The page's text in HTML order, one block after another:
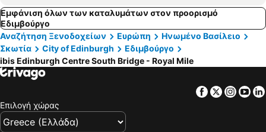
Εμφάνιση όλων των καταλυμάτων στον προορισμό
Εδιμβούργο
Αναζήτηση Ξενοδοχείων
Ευρώπη
Ηνωμένο Βασίλειο
Σκωτία
City of Edinburgh
Εδιμβούργο
ibis Edinburgh Centre South Bridge - Royal Mile
Facebook
Twitter
Επιλογή χώρας